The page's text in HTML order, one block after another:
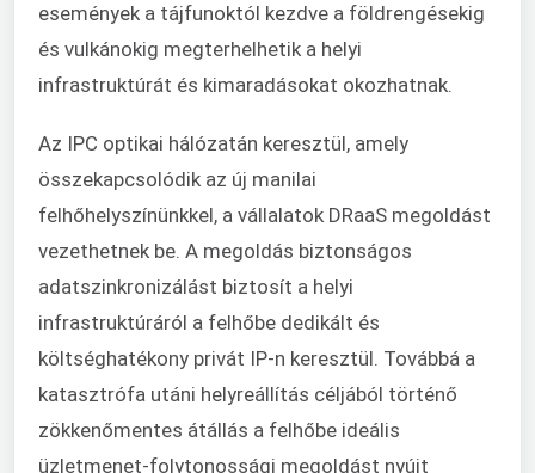
események a tájfunoktól kezdve a földrengésekig
és vulkánokig megterhelhetik a helyi
infrastruktúrát és kimaradásokat okozhatnak.
Az IPC optikai hálózatán keresztül, amely
összekapcsolódik az új manilai
felhőhelyszínünkkel, a vállalatok DRaaS megoldást
vezethetnek be. A megoldás biztonságos
adatszinkronizálást biztosít a helyi
infrastruktúráról a felhőbe dedikált és
költséghatékony privát IP-n keresztül. Továbbá a
katasztrófa utáni helyreállítás céljából történő
zökkenőmentes átállás a felhőbe ideális
üzletmenet-folytonossági megoldást nyújt